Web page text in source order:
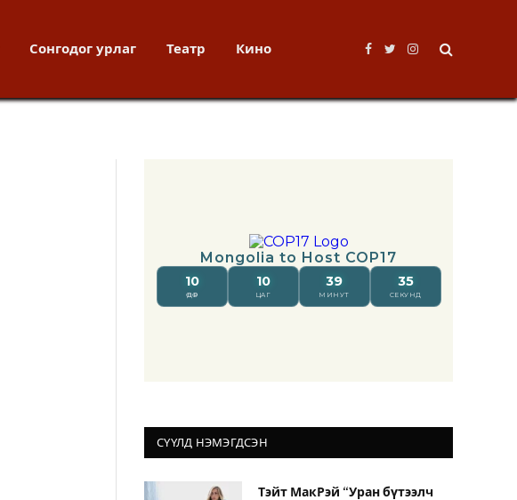
Сонгодог урлаг Театр Кино
Facebook
TwitterInstagram
СҮҮЛД НЭМЭГДСЭН
Тэйт МакРэй “Уран бүтээлч